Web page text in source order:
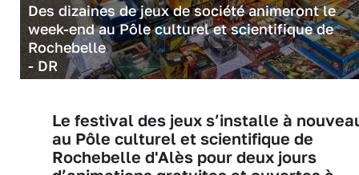
Des dizaines de jeux de société animeront le
week-end au Pôle culturel et scientifique de
Rochebelle
- DR
Le festival des jeux s’installe à
au Pôle culturel et scientifique de
Rochebelle d'Alès pour deux jours